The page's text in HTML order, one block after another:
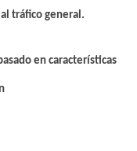
tráfico general.
en características